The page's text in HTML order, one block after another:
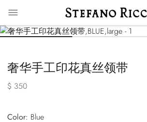
奢华手工印花真丝领带
$ 350
Color:
blue